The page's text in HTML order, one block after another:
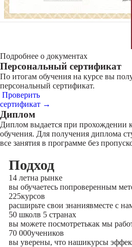
Подробнее о документах
Персональный сертификат
По итогам обучения на курсе вы
персональный сертификат.
Проверить
сертификат →
Диплом
Диплом выдается при прохождении
обучения. Для получения диплома
все занятия в программе без
Подход
14 летна рынке
вы обучаетесь попроверенным
225курсов
расширьте свои знаниявместе с
50 школв 5 странах
вы можете посмотретькак мы
70 000учеников
вы уверены, что нашикурсы